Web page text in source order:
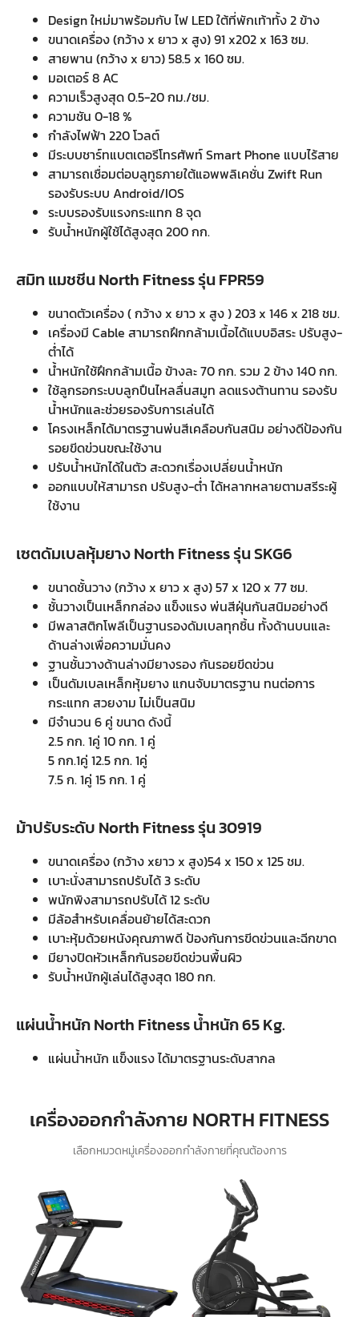
Design ใหม่มาพร้อมกับ ไฟ LED ใต้ที่พักเท้าทั้ง 2 ข้าง
ขนาดเครื่อง (กว้าง x ยาว x สูง) 91 x202 x 163 ซม.
สายพาน (กว้าง x ยาว) 58.5 x 160 ซม.
มอเตอร์ 8 AC
ความเร็วสูงสุด 0.5-20 กม./ชม.
ความชัน 0-18 %
กำลังไฟฟ้า 220 โวลต์
มีระบบชาร์ทแบตเตอรีโทรศัพท์ Smart Phone แบบไร้สาย
สามารถเชื่อมต่อบลูทูธภายใต้แอพพลิเคชั่น Zwift Run
รองรับระบบ Android/IOS
ระบบรองรับแรงกระแทก 8 จุด
รับน้ำหนักผู้ใช้ได้สูงสุด 200 กก.
สมิท แมชชีน North Fitness รุ่น FPR59
ขนาดตัวเครื่อง ( กว้าง x ยาว x สูง ) 203 x 146 x 218 ชม.
เครื่องมี Cable สามารถฝึกกล้ามเนื้อได้แบบอิสระ ปรับสูง-
ต่ำได้
น้ำหนักใช้ฝึกกล้ามเนื้อ ข้างละ 70 กก. รวม 2 ข้าง 140 กก.
ใช้ลูกรอกระบบลูกปืนไหลลื่นสมูท ลดแรงต้านทาน รองรับ
น้ำหนักและช่วยรองรับการเล่นได้
โครงเหล็กได้มาตรฐานพ่นสีเคลือบกันสนิม อย่างดีป้องกัน
รอยขีดข่วนขณะใช้งาน
ปรับน้ำหนักได้ในตัว สะดวกเรื่องเปลี่ยนน้ำหนัก
ออกแบบให้สามารถ ปรับสูง-ต่ำ ได้หลากหลายตามสรีระผู้
ใช้งาน
เซตดัมเบลหุ้มยาง North Fitness รุ่น SKG6
ขนาดชั้นวาง (กว้าง x ยาว x สูง) 57 x 120 x 77 ซม.
ชั้นวางเป็นเหล็กกล่อง แข็งแรง พ่นสีฝุ่นกันสนิมอย่างดี
มีพลาสติกโพลีเป็นฐานรองดัมเบลทุกชิ้น ทั้งด้านบนและ
ด้านล่างเพื่อความมั่นคง
ฐานชั้นวางด้านล่างมียางรอง กันรอยขีดข่วน
เป็นดัมเบลเหล็กหุ้มยาง แกนจับมาตรฐาน ทนต่อการ
กระแทก สวยงาม ไม่เป็นสนิม
มีจำนวน 6 คู่ ขนาด ดังนี้
2.5 กก. 1คู่ 10 กก. 1 คู่
5 กก.1คู่ 12.5 กก. 1คู่
7.5 ก. 1คู่ 15 กก. 1 คู่
ม้าปรับระดับ North Fitness รุ่น 30919
ขนาดเครื่อง (กว้าง xยาว x สูง)54 x 150 x 125 ชม.
เบาะนั่งสามารถปรับได้ 3 ระดับ
พนักพิงสามารถปรับได้ 12 ระดับ
มีล้อสำหรับเคลื่อนย้ายได้สะดวก
เบาะหุ้มด้วยหนังคุณภาพดี ป้องกันการขีดข่วนและฉีกขาด
มียางปิดหัวเหล็กกันรอยขีดข่วนพื้นผิว
รับน้ำหนักผู้เล่นได้สูงสุด 180 กก.
แผ่นน้ำหนัก North Fitness น้ำหนัก 65 Kg.
แผ่นน้ำหนัก แข็งแรง ได้มาตรฐานระดับสากล
เลือกหมวดหมู่เครื่องออกกำลังกายที่คุณต้องการ
เครื่องออกกำลังกาย NORTH FITNESS